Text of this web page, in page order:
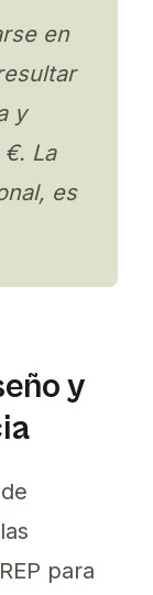
en
y
La
es
y
para